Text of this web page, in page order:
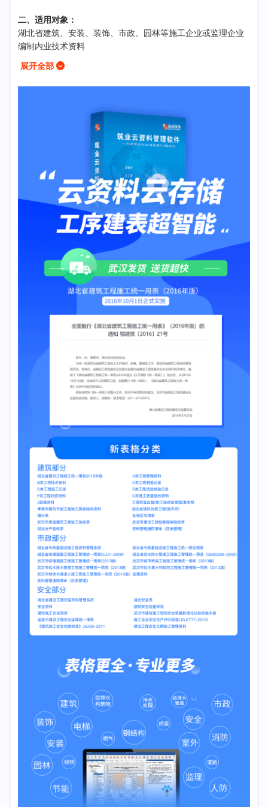
二、适用对象：
湖北省建筑、安装、装饰、市政、园林等施工企业或监理企业
编制内业技术资料
三、包含内容：
建筑部分
2.《建筑工程施工质量验收统一标准》GB50300-2013
3.《建筑地基工程施工质量验收标准》GB50202-2018
4.《建筑工程施工质量评价标准》GB/T50375-2016
5.《通风与空调工程施工质量验收规范》GB50243-2016
6.《建筑电气工程施工质量验收规范》GB50303-2015
7.《混凝土结构工程施工质量验收规范》GB50204-2015
8.《建筑物防雷工程施工与质量验收规范》GB50601-2010
9.《智能建筑工程质量验收规范》GB50339-2013
10.《砌体结构工程施工质量验收规范》GB50203-2011
11.《坡屋面工程技术规范 》GB50693-2011
12.《木结构工程施工质量验收规范》GB50206-2012
13.《屋面工程质量验收规范》GB50207-2012
14.《地下防水工程质量验收规范》GB50208-2011
15.《建筑地面工程施工质量验收规范》GB50209-2010
16.《建筑给水排水及采暖工程施工质量验收规范》GB50242-
17.《建筑节能工程施工质量验收规范 》GB50411-2019
18.《电梯工程施工质量验收规范》GB50310-2002
19.《钢筋焊接及验收规程》JGJ18-2012
20.《无障碍设施施工验收及维护表格》GB50642-2011
21.《钢结构工程施工质量验收标准》GB50205-2020
22.《建筑装饰装修质量验收标准》GB50210-2018
23.《建筑边坡工程施工质量验收标准》GB/T51351-2019
监理部分
1.《建设工程监理规范》GB/T50319-2013
2. CAEC《房屋建筑工程监理工作标准(试行)》(2020)
安全部分
1.《湖北省施工项目安全管理内业资料汇编 2007年版》
2.《武汉市建筑施工现场安全质量标准化达标实施手册》
3.《市政工程施工安全检查标准》CJJ/T275-2018
4.《建筑施工安全检查标准》JGJ59-2011
5.《施工企业安全生产评价标准》JGJ/T77-2010
消防部分
1.《火灾自动报警系统施工及验收标准》GB50166-2019
2.《消防应急照明和疏散指示系统技术标准》GB51309-2018
3.《自动喷水灭火系统施工及验收规范》GB50261-2017
4.《建筑防烟排烟系统技术标准》GB51251-2017
6.《防火卷帘、防火门、防火窗施工及验收规范》GB50877-
7.《固定消防炮灭火系统施工及验收规范》GB50498-2009
8.《建筑灭火器配置验收及检查规范》GB50444-2008
9.《气体灭火系统施工及验收规范》GB50263-2007
10.《泡沫灭火系统施工及验收规范》GB50281-2006
11.《建筑内部装修防火施工及验收规范》GB50354-2005
12.《泡沫灭火系统技术标准》GB50151-2021
13.《自动跟踪定位射流灭火系统技术标准》GB51427-2021
市政部分
1.《湖北省和武汉市市政工程资料》全套新表格(带红章)
展开全部